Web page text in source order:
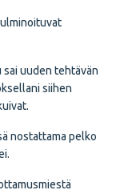
sai uuden tehtävän
siihen
nostattama pelko